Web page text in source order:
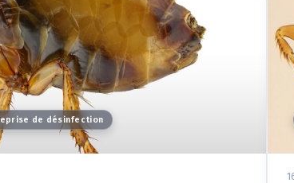
de désinfection